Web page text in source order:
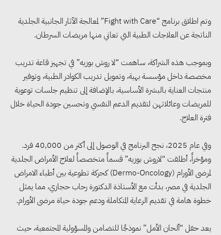
وتم اطلاق برنامج “Fight with Care” لمعالجة الآثار الجانبية الجلدية
الناتجة عن العلاجات الطبية التي تعاني منها مريضات السرطان.
وبموجب هذه الشراكة، ساهمت “لا روش بوزيه” في تجهيز قاعة تدريب
مخصصة داخل مؤسسة بهية، وتمويل تدريب الكوادر الطبية، وتوفير
منتجات العناية بالبشرة الأساسية، بالإضافة إلى تنظيم جلسات توعوية
للمريضات وعائلاتهن لتقديم الدعم النفسي وتحسين جودة الحياة خلال
فترة العلاج.
وفي عام 2025، نجح البرنامج في الوصول إلى أكثر من 40,000 فرد.
ومؤخراً، أطلقت “لاروش بوزيه” قسماً متخصصاً لعلاج الأمراض الجلدية
لمرضى الأورام (Dermo-Oncology) كحركة تطوعية بين أطباء الامراض
الجلدية في مصر، بدأت مع الأستاذة الدكتورة رحاب حجازي، مما يمثل
خطوة هامة في تقديم الرعاية المتكاملة ودعم جودة حياة مرضى الأورام.
يعد حفل “ألحان الأمل” نموذجًا للتضامن والمسؤولية المجتمعية، حيث
مجلس الوزراء: تراجع معدل
البطالة في مصر إلى 5.8% خلال
الربع الثاني من 2026